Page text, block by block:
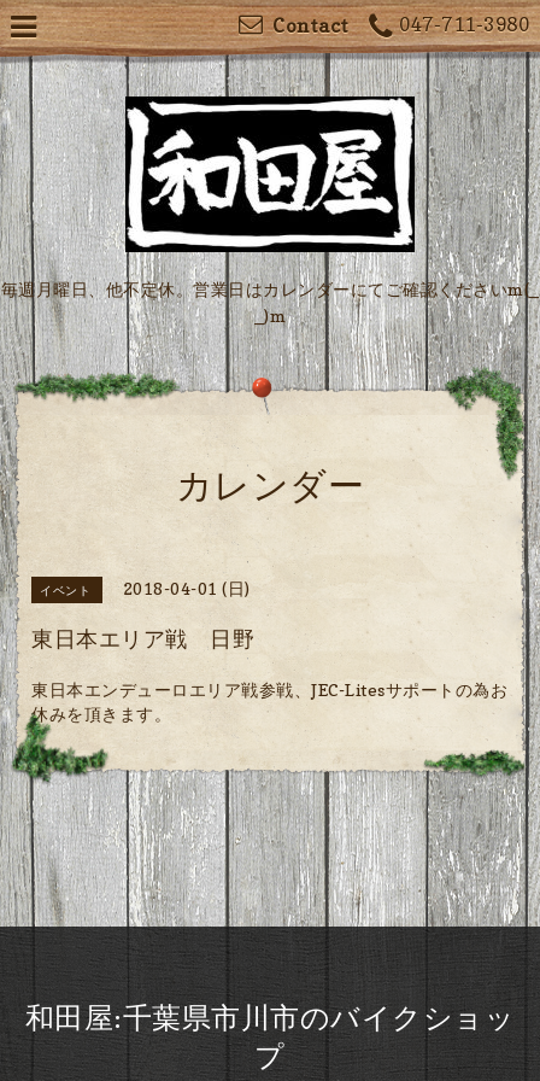
047-711-3980
Contact
毎週月曜日、他不定休。営業日はカレンダーにてご確認くださいm(_
_)m
カレンダー
イベント 2018-04-01 (日)
東日本エリア戦 日野
東日本エンデューロエリア戦参戦、JEC-Litesサポートの為お
休みを頂きます。
和田屋:千葉県市川市のバイクショッ
プ